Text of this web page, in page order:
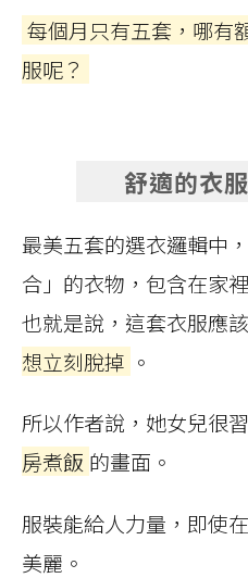
每個月只有五套，哪有
服呢？
舒適的衣
最美五套的選衣邏輯中
合」的衣物，包含在家
也就是說，這套衣服應
想立刻脫掉 。
所以作者說，她女兒很
房煮飯 的畫面。
服裝能給人力量，即使
美麗。